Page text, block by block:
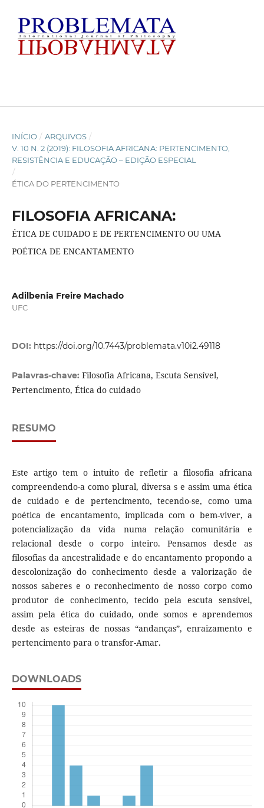
INÍCIO / ARQUIVOS /
V. 10 N. 2 (2019): FILOSOFIA AFRICANA: PERTENCIMENTO,
RESISTÊNCIA E EDUCAÇÃO – EDIÇÃO ESPECIAL
/
ÉTICA DO PERTENCIMENTO
FILOSOFIA AFRICANA:
ÉTICA DE CUIDADO E DE PERTENCIMENTO OU UMA
POÉTICA DE ENCANTAMENTO
Adilbenia Freire Machado
UFC
DOI: https://doi.org/10.7443/problemata.v10i2.49118
Palavras-chave: Filosofia Africana, Escuta Sensível,
Pertencimento, Ética do cuidado
RESUMO
Este artigo tem o intuito de refletir a filosofia africana
compreendendo-a como plural, diversa s e assim uma ética
de cuidado e de pertencimento, tecendo-se, como uma
poética de encantamento, implicada com o bem-viver, a
potencialização da vida numa relação comunitária e
relacional desde o corpo inteiro. Pensamos desde as
filosofias da ancestralidade e do encantamento propondo a
descolonização do conhecimento desde a valorização de
nossos saberes e o reconhecimento de nosso corpo como
produtor de conhecimento, tecido pela escuta sensível,
assim pela ética do cuidado, onde somos e aprendemos
desde as esteiras de nossas “andanças”, enraizamento e
pertencimento para o transfor-Amar.
DOWNLOADS